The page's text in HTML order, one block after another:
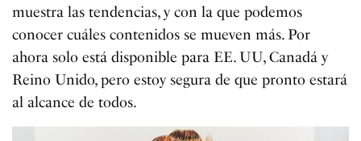
muestra las tendencias, y con la que podemos
conocer cuáles contenidos se mueven más. Por
ahora solo está disponible para EE. UU, Canadá y
Reino Unido, pero estoy segura de que pronto estará
al alcance de todos.